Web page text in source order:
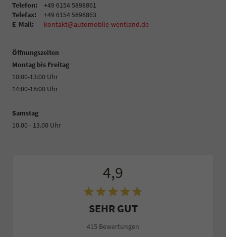
Telefon:
+49 6154 5898861
Telefax:
+49 6154 5898863
E-Mail:
kontakt@automobile-wentland.de
Öffnungszeiten
Montag bis Freitag
10:00-13:00 Uhr
14:00-18:00 Uhr
Samstag
10.00 - 13.00 Uhr
4,9
SEHR GUT
415 Bewertungen